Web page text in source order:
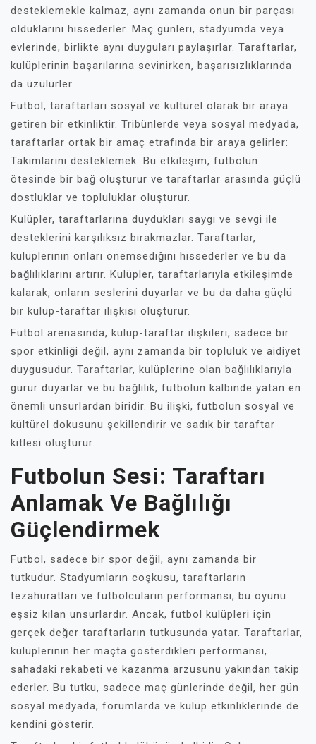
desteklemekle kalmaz, aynı zamanda onun bir parçası
olduklarını hissederler. Maç günleri, stadyumda veya
evlerinde, birlikte aynı duyguları paylaşırlar. Taraftarlar,
kulüplerinin başarılarına sevinirken, başarısızlıklarında
da üzülürler.
Futbol, taraftarları sosyal ve kültürel olarak bir araya
getiren bir etkinliktir. Tribünlerde veya sosyal medyada,
taraftarlar ortak bir amaç etrafında bir araya gelirler:
Takımlarını desteklemek. Bu etkileşim, futbolun
ötesinde bir bağ oluşturur ve taraftarlar arasında güçlü
dostluklar ve topluluklar oluşturur.
Kulüpler, taraftarlarına duydukları saygı ve sevgi ile
desteklerini karşılıksız bırakmazlar. Taraftarlar,
kulüplerinin onları önemsediğini hissederler ve bu da
bağlılıklarını artırır. Kulüpler, taraftarlarıyla etkileşimde
kalarak, onların seslerini duyarlar ve bu da daha güçlü
bir kulüp-taraftar ilişkisi oluşturur.
Futbol arenasında, kulüp-taraftar ilişkileri, sadece bir
spor etkinliği değil, aynı zamanda bir topluluk ve aidiyet
duygusudur. Taraftarlar, kulüplerine olan bağlılıklarıyla
gurur duyarlar ve bu bağlılık, futbolun kalbinde yatan en
önemli unsurlardan biridir. Bu ilişki, futbolun sosyal ve
kültürel dokusunu şekillendirir ve sadık bir taraftar
kitlesi oluşturur.
Futbolun Sesi: Taraftarı
Anlamak Ve Bağlılığı
Güçlendirmek
Futbol, sadece bir spor değil, aynı zamanda bir
tutkudur. Stadyumların coşkusu, taraftarların
tezahüratları ve futbolcuların performansı, bu oyunu
eşsiz kılan unsurlardır. Ancak, futbol kulüpleri için
gerçek değer taraftarların tutkusunda yatar. Taraftarlar,
kulüplerinin her maçta gösterdikleri performansı,
sahadaki rekabeti ve kazanma arzusunu yakından takip
ederler. Bu tutku, sadece maç günlerinde değil, her gün
sosyal medyada, forumlarda ve kulüp etkinliklerinde de
kendini gösterir.